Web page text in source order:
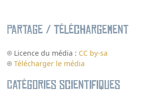
Partage / Téléchargement
Licence du média : CC by-sa
Télécharger le média
Catégories scientifiques